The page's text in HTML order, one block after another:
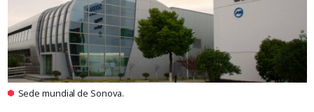
Sede mundial de Sonova.